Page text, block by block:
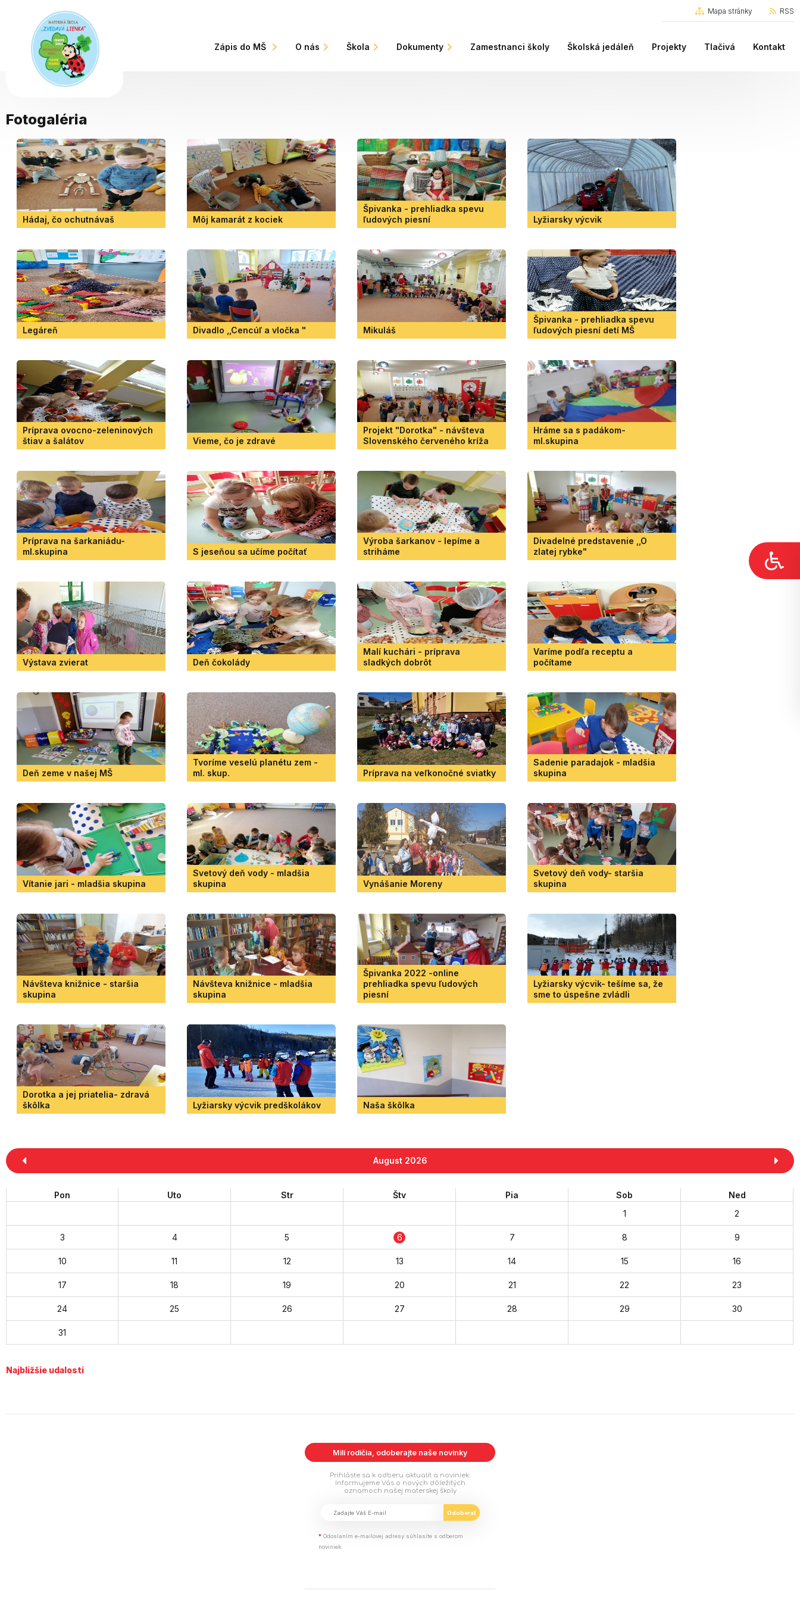
Mapa stránky RSS
Zápis do MŠ O nás Škola Dokumenty Zamestnanci školy Školská jedáleň Projekty Tlačivá Kontakt
Fotogaléria
Hádaj, čo ochutnávaš Môj kamarát z kociek
Špivanka - prehliadka spevu
ľudových piesní
Lyžiarsky výcvik
Legáreň Divadlo ,,Cencúľ a vločka " Mikuláš
Špivanka - prehliadka spevu
ľudových piesní detí MŠ
Príprava ovocno-zeleninových
štiav a šalátov
Vieme, čo je zdravé
Projekt "Dorotka" - návšteva
Slovenského červeného kríža
Hráme sa s padákom-
ml.skupina
Príprava na šarkaniádu-
ml.skupina
S jeseňou sa učíme počítať
Výroba šarkanov - lepíme a
striháme
Divadelné predstavenie ,,O
zlatej rybke"
Výstava zvierat Deň čokolády
Malí kuchári - príprava
sladkých dobrôt
Varíme podľa receptu a
počítame
Deň zeme v našej MŠ
Tvoríme veselú planétu zem -
ml. skup.
Príprava na veľkonočné sviatky
Sadenie paradajok - mladšia
skupina
Vítanie jari - mladšia skupina
Svetový deň vody - mladšia
skupina
Vynášanie Moreny
Svetový deň vody- staršia
skupina
Návšteva knižnice - staršia
skupina
Návšteva knižnice - mladšia
skupina
Špivanka 2022 -online
prehliadka spevu ľudových
piesní
Lyžiarsky výcvik- tešíme sa, že
sme to úspešne zvládli
Dorotka a jej priatelia- zdravá
škôlka
Lyžiarsky výcvik predškolákov Naša škôlka
August 2026
Pon Uto Str Štv Pia Sob
Ned
1
2
3 4 5 6 7 8 9
10 11 12 13 14 15 16
17 18 19 20 21 22 23
24 25 26 27 28 29 30
31
Najbližšie udalosti
Milí rodičia, odoberajte naše novinky
Prihláste sa k odberu aktualit a noviniek.
Informujeme Vás o nových dôležitých
oznamoch našej materskej školy
* Odoslaním e-mailovej adresy súhlasíte s odberom
noviniek